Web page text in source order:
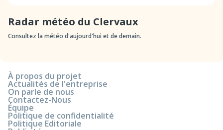
Radar météo du Clervaux
Consultez la météo d'aujourd'hui et de demain.
À propos du projet
Actualités de l'entreprise
On parle de nous
Contactez-Nous
Équipe
Politique de confidentialité
Politique Editoriale